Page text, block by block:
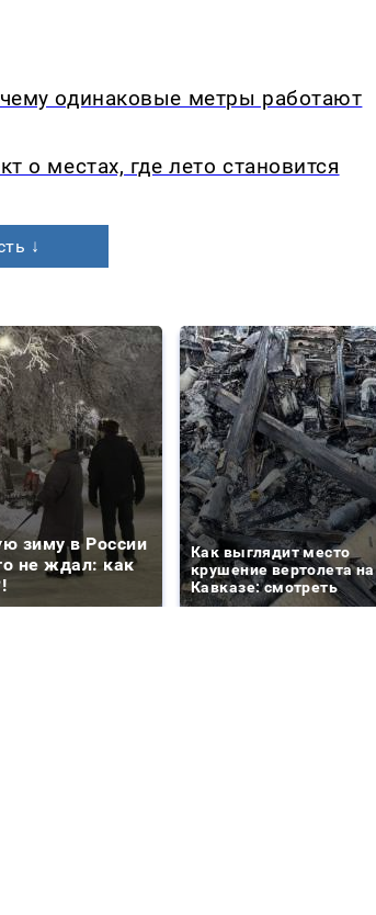
одинаковые метры работают
о местах, где лето становится
↓
зиму в России
не ждал: как
Как выглядит место
крушение вертолета на
Кавказе: смотреть